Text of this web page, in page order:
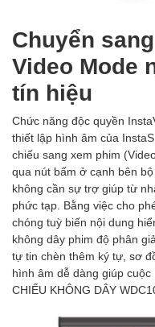
Chuyển
Video Mode
tín hiệu
Chức năng độc quyền
thiết lập hình âm của
chiếu sang xem phim
qua nút bấm ở cạnh bên
không cần sự trợ giúp từ
phức tạp. Bằng việc cho
chóng tuỳ biến nội dung
không dây phim độ phân
tự tin chèn thêm ký tự, sơ
hình âm dễ dàng giúp
CHIẾU KHÔNG DÂY